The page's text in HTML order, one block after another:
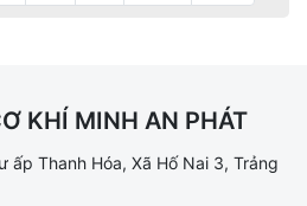
KHÍ MINH AN PHÁT
ấp Thanh Hóa, Xã Hố Nai 3, Trảng